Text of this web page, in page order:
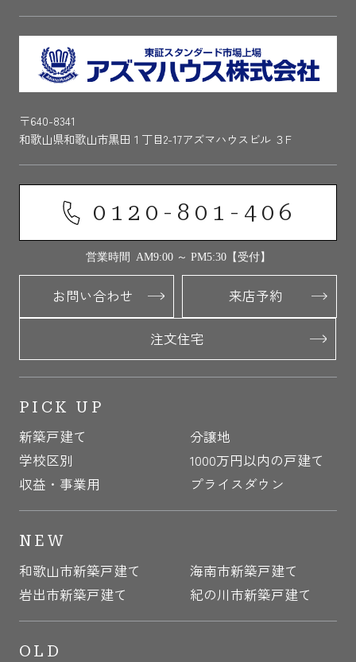
〒640-8341
和歌山県和歌山市黒田１丁目2-17アズマハウスビル ３F
0120-801-406
営業時間 AM9:00 ～ PM5:30【受付】
お問い合わせ 来店予約
注文住宅
PICK UP
新築戸建て
分譲地
学校区別
1000万円以内の戸建て
収益・事業用
プライスダウン
NEW
和歌山市新築戸建て
海南市新築戸建て
岩出市新築戸建て
紀の川市新築戸建て
OLD